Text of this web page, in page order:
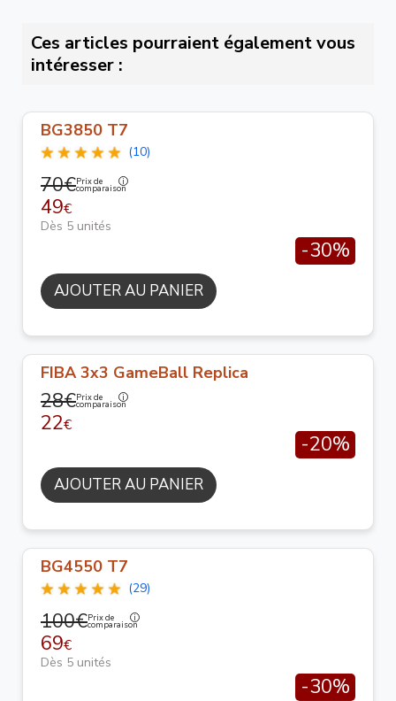
Ces articles pourraient également vous
intéresser :
BG3850 T7
(10)
70€Prix de
comparaison
49€
Dès 5 unités
-30%
AJOUTER AU PANIER
FIBA 3x3 GameBall Replica
28€Prix de
comparaison
22€
-20%
AJOUTER AU PANIER
BG4550 T7
(29)
100€Prix de
comparaison
69€
Dès 5 unités
-30%